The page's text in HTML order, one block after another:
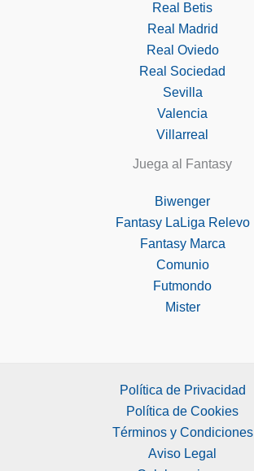
Real Betis
Real Madrid
Real Oviedo
Real Sociedad
Sevilla
Valencia
Villarreal
Juega al Fantasy
Biwenger
Fantasy LaLiga Relevo
Fantasy Marca
Comunio
Futmondo
Mister
Política de Privacidad
Política de Cookies
Términos y Condiciones
Aviso Legal